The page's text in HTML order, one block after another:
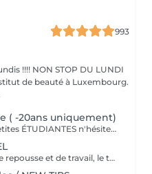
993
!!!! NON STOP DU LUNDI
( -20ans uniquement)
Nous faisons des prix pour les petites ÉTUDIANTES n'hésitez pas a passer
Plus le délai est long, plus il y a de repousse et de travail, le tarif s'adapte donc au temps écoulé depuis votre dernier rendez-vous. Merci de choisir le remplissage adapté